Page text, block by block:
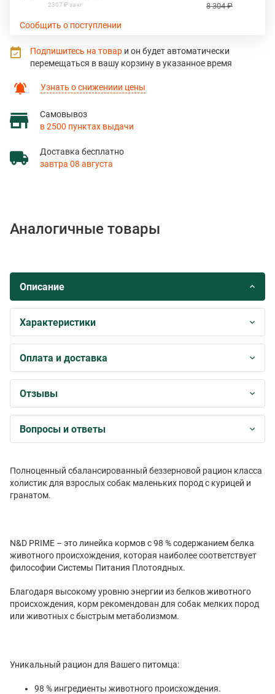
2307 ₽ за кг 8 304 ₽
Сообщить о поступлении
Узнать о снижениии цены
Самовывоз
в 2500 пунктах выдачи
Доставка бесплатно
завтра 08 августа
Подпишитесь на товар и он будет автоматически
перемещаться в вашу корзину в указанное время
Аналогичные товары
Описание
Характеристики
Оплата и доставка
Отзывы
Вопросы и ответы
Полноценный сбалансированный беззерновой рацион класса
холистик для взрослых собак маленьких пород с курицей и
гранатом.
N&D PRIME – это линейка кормов с 98 % содержанием белка
животного происхождения, которая наиболее соответствует
философии Системы Питания Плотоядных.
Благодаря высокому уровню энергии из белков животного
происхождения, корм рекомендован для собак мелких пород
или животных с быстрым метаболизмом.
Уникальный рацион для Вашего питомца:
98 % ингредиенты животного происхождения.